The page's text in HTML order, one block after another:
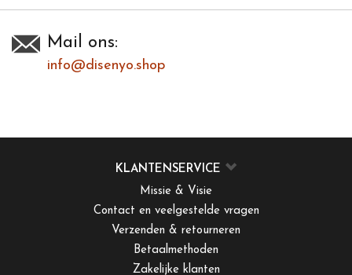
Mail ons:
info@disenyo.shop
KLANTENSERVICE
Missie & Visie
Contact en veelgestelde vragen
Verzenden & retourneren
Betaalmethoden
Zakelijke klanten